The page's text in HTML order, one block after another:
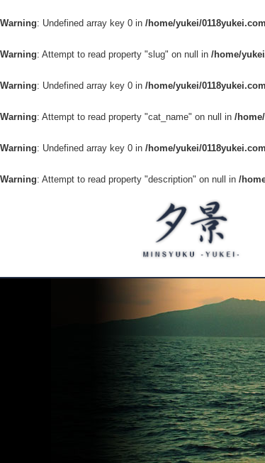
Warning: Undefined array key 0 in /home/yukei/
Warning: Attempt to read property "slug" on null in /home/
Warning: Undefined array key 0 in /home/yukei/
Warning: Attempt to read property "cat_name" on null in /
Warning: Undefined array key 0 in /home/yukei/
Warning: Attempt to read property "description" on null in /